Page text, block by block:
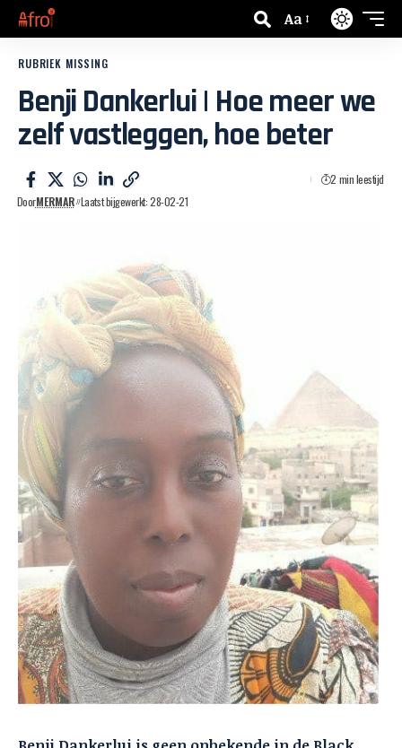
Aa
RUBRIEK MISSING
Benji Dankerlui | Hoe meer we
zelf vastleggen, hoe beter
DoorMERMAR Laatst bijgewerkt: 28-02-21
2 min leestijd